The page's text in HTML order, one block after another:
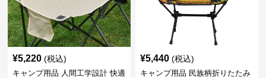
¥5,220 (税込)
キャンプ用品 人間工学設計 快適
¥5,440 (税込)
キャンプ用品 民族柄折りたたみ